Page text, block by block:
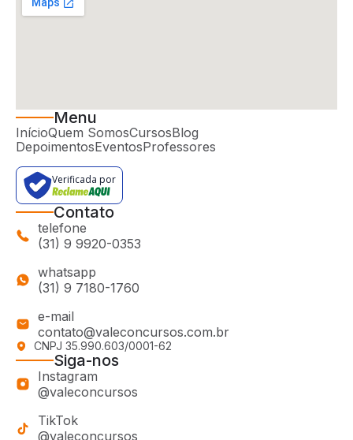
Menu
InícioQuem SomosCursosBlog
DepoimentosEventosProfessores
Verificada por
Contato
telefone
(31) 9 9920-0353
whatsapp
(31) 9 7180-1760
e-mail
contato@valeconcursos.com.br
CNPJ 35.990.603/0001-62
Siga-nos
Instagram
@valeconcursos
TikTok
@valeconcursos